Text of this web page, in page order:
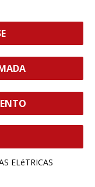
ELéTRICAS